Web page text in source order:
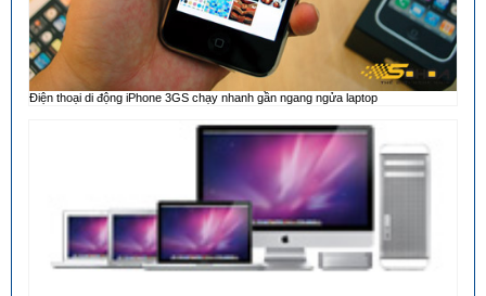
Điện thoại di động iPhone 3GS chạy nhanh gần ngang ngửa laptop